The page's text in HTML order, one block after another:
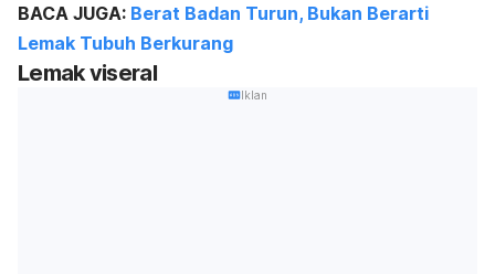
BACA JUGA: Berat Badan Turun, Bukan Berarti
Lemak Tubuh Berkurang
Lemak viseral
Iklan